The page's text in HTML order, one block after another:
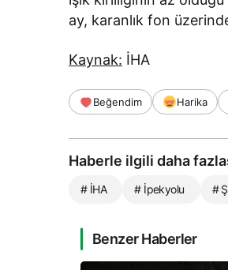
ay, karanlık fon
Kaynak: İHA
Beğendim Harika
Haberle ilgili daha
# İHA # İpekyolu #
Benzer Haberler